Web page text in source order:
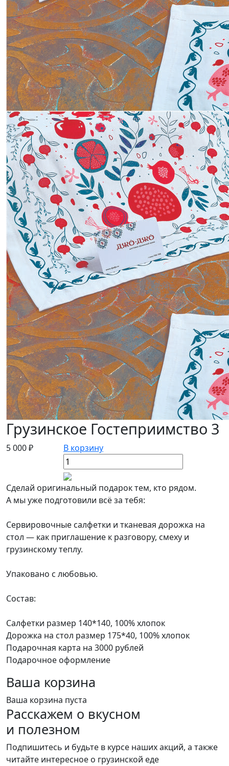
Грузинское Гостеприимство 3
5 000 ₽ В корзину
Сделай оригинальный подарок тем, кто рядом.
А мы уже подготовили всё за тебя:
Сервировочные салфетки и тканевая дорожка на
стол — как приглашение к разговору, смеху и
грузинскому теплу.
Упаковано с любовью.
Состав:
Салфетки размер 140*140, 100% хлопок
Дорожка на стол размер 175*40, 100% хлопок
Подарочная карта на 3000 рублей
Подарочное оформление
Ваша корзина
Ваша корзина пуста
Расскажем о вкусном
и полезном
Подпишитесь и будьте в курсе наших акций, а также
читайте интересное о грузинской еде